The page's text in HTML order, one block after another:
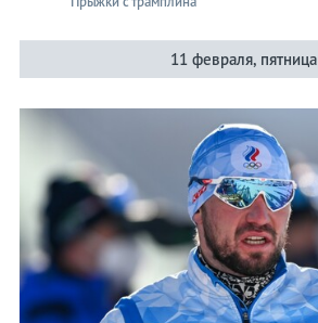
11 февраля, пятница